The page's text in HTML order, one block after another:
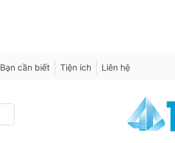
Bạn cần biết Tiện ích Liên hệ